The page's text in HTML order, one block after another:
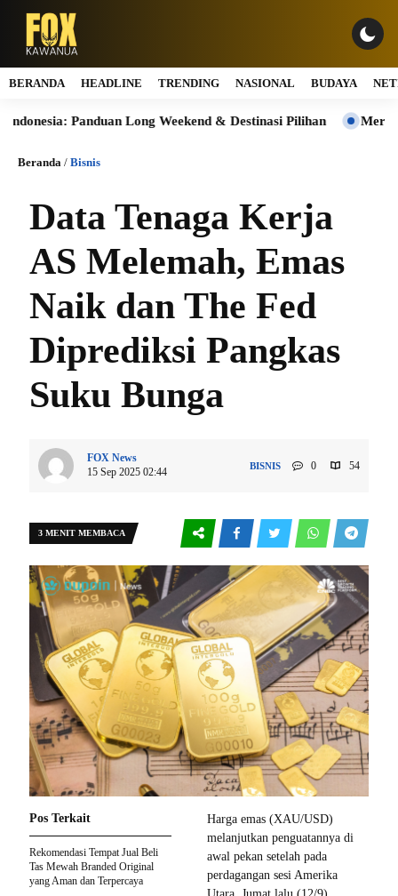
BERANDA HEADLINE TRENDING NASIONAL BUDAYA
Panduan Long Weekend & Destinasi Pilihan Merdeka
Beranda / Bisnis
Data Tenaga Kerja
AS Melemah, Emas
Naik dan The Fed
Diprediksi Pangkas
Suku Bunga
FOX News
15 Sep 2025 02:44
BISNIS 0 54
3 MENIT MEMBACA
Harga emas (XAU/USD)
melanjutkan penguatannya di
awal pekan setelah pada
perdagangan sesi Amerika
Pos Terkait
Rekomendasi Tempat Jual Beli
Tas Mewah Branded Original
yang Aman dan Terpercaya